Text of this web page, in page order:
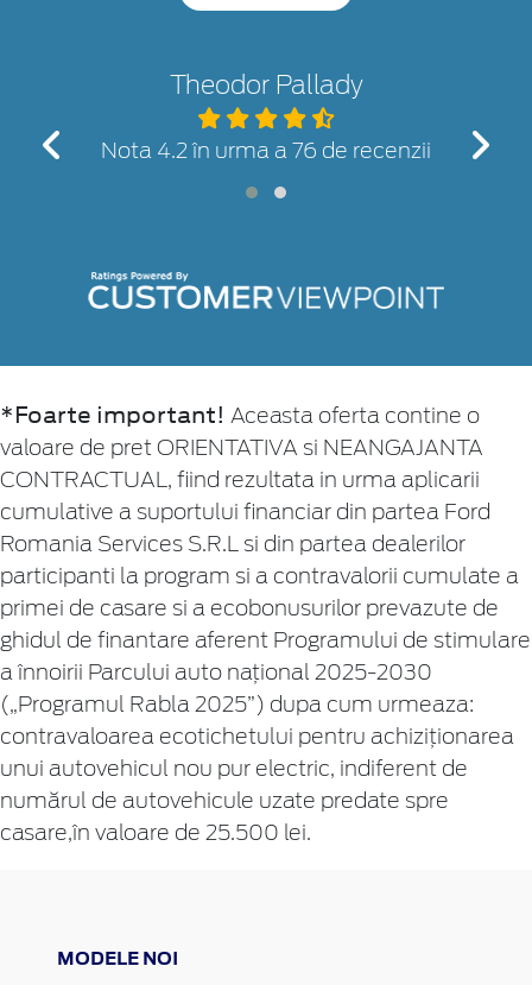
Theodor Pallady
Nota 4.2 în urma a 76 de recenzii
*Foarte important! Aceasta oferta contine o
valoare de pret ORIENTATIVA si NEANGAJANTA
CONTRACTUAL, fiind rezultata in urma aplicarii
cumulative a suportului financiar din partea Ford
Romania Services S.R.L si din partea dealerilor
participanti la program si a contravalorii cumulate a
primei de casare si a ecobonusurilor prevazute de
ghidul de finantare aferent Programului de stimulare
a înnoirii Parcului auto naţional 2025-2030
(„Programul Rabla 2025”) dupa cum urmeaza:
contravaloarea ecotichetului pentru achiziționarea
unui autovehicul nou pur electric, indiferent de
numărul de autovehicule uzate predate spre
casare,în valoare de 25.500 lei.
MODELE NOI